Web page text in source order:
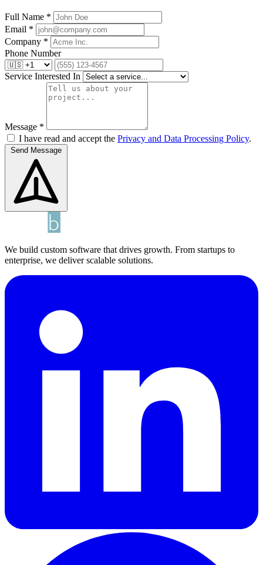
Full Name *
Email *
Company *
Phone Number
Service Interested In
Message *
I have read and accept the Privacy and Data Processing Policy.
We build custom software that drives growth. From startups to
enterprise, we deliver scalable solutions.